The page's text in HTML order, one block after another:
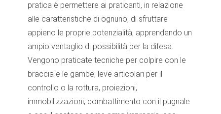
pratica è permettere ai praticanti, in relazione
alle caratteristiche di ognuno, di sfruttare
appieno le proprie potenzialità, apprendendo un
ampio ventaglio di possibilità per la difesa.
Vengono praticate tecniche per colpire con le
braccia e le gambe, leve articolari per il
controllo o la rottura, proiezioni,
immobilizzazioni, combattimento con il pugnale